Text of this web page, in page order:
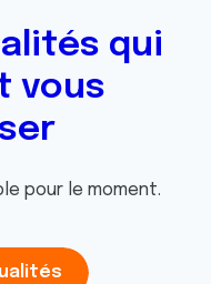
qui
vous
pour le moment.